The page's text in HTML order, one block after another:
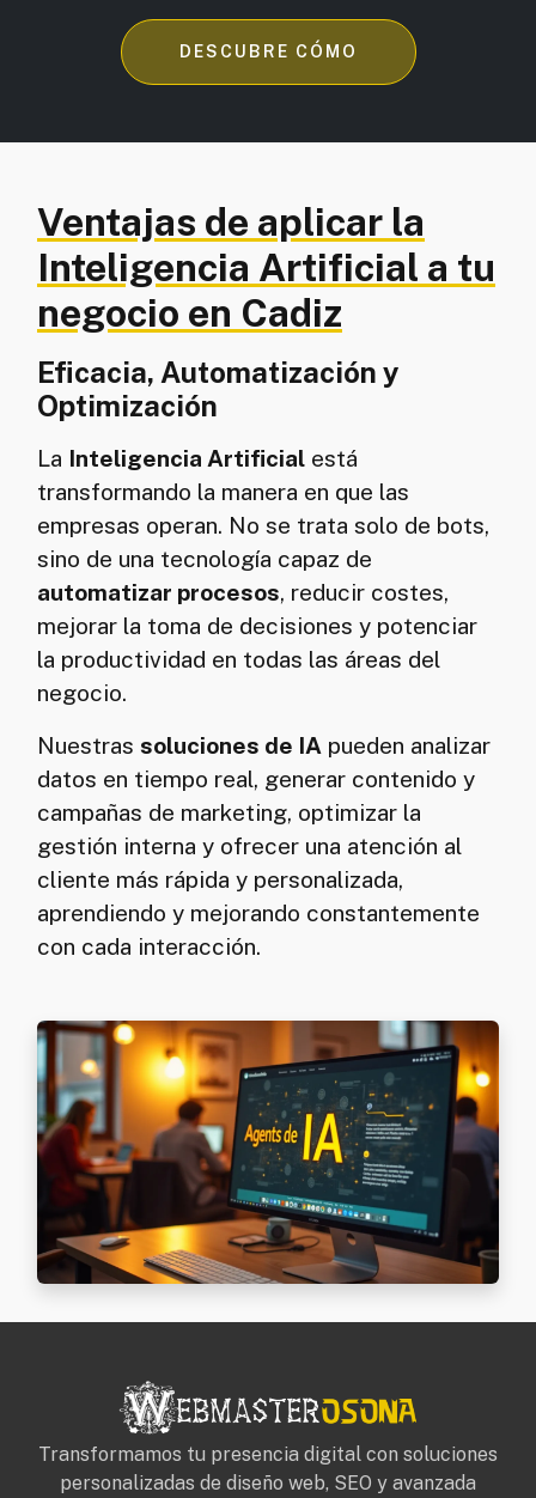
DESCUBRE CÓMO
Ventajas de aplicar la
Inteligencia Artificial a tu
negocio en Cadiz
Eficacia, Automatización y
Optimización
La Inteligencia Artificial está
transformando la manera en que las
empresas operan. No se trata solo de bots,
sino de una tecnología capaz de
automatizar procesos, reducir costes,
mejorar la toma de decisiones y potenciar
la productividad en todas las áreas del
negocio.
Nuestras soluciones de IA pueden analizar
datos en tiempo real, generar contenido y
campañas de marketing, optimizar la
gestión interna y ofrecer una atención al
cliente más rápida y personalizada,
aprendiendo y mejorando constantemente
con cada interacción.
Transformamos tu presencia digital con soluciones
personalizadas de diseño web, SEO y avanzada